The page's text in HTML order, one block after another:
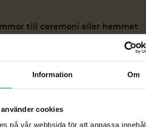
Information Om
cookies
på vår webbsida för att anpassa
till ceremoni eller hemmet
och dela bilder